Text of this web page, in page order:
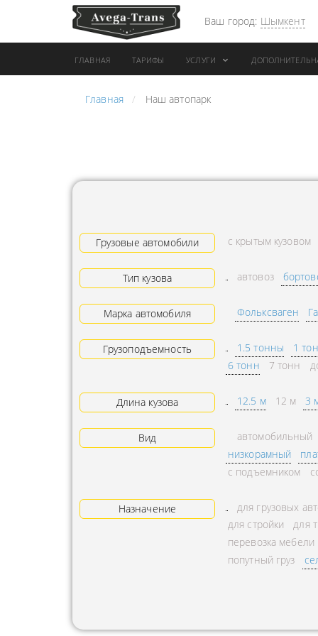
Ваш город: Шымкент
ГЛАВНАЯ ТАРИФЫ УСЛУГИ
АРЕНДА АВТОБУСА
ГРУЗОВАЯ ТЕХНИКА
ПЕРЕВОЗКА ТРУБ
АРЕНДА БУЛЬДОЗЕРА
АРЕНДА ТРАКТОРА
УСЛУГИ АВТОКРАНА
АВИАПЕРЕВОЗКА
ГРУЗОПЕРЕВОЗКИ
ОХРАНА
Главная Наш автопарк
Грузовые автомобили с крытым кузовом
Тип кузова автовоз
Марка автомобиля Фольксваген
Грузоподъемность 1.5 тонны 1
6 тонн
7 тонн
Длина кузова 12.5 м 12 м 3
Вид автомобильный
низкорамный
с подъемником
Назначение для грузовых
для стройки
для
перевозка мебели
попутный груз